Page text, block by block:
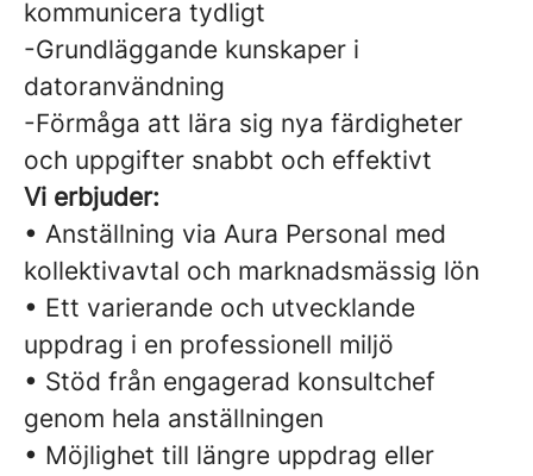
kommunicera tydligt
-Grundläggande kunskaper i
datoranvändning
-Förmåga att lära sig nya färdigheter
och uppgifter snabbt och effektivt
Vi erbjuder:
• Anställning via Aura Personal med
kollektivavtal och marknadsmässig lön
• Ett varierande och utvecklande
uppdrag i en professionell miljö
• Stöd från engagerad konsultchef
genom hela anställningen
• Möjlighet till längre uppdrag eller